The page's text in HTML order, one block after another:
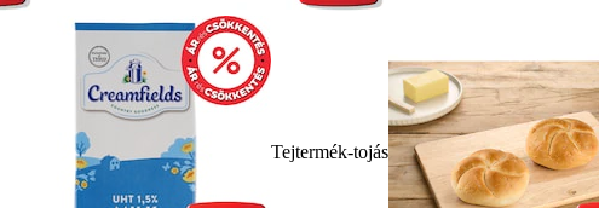
Tejtermék-tojás